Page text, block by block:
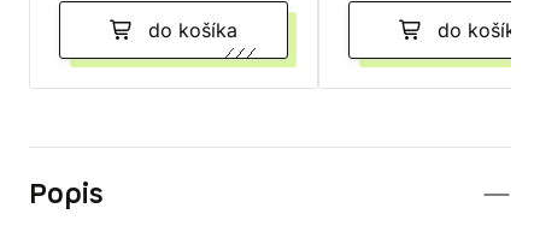
do košíka do košíka
Popis